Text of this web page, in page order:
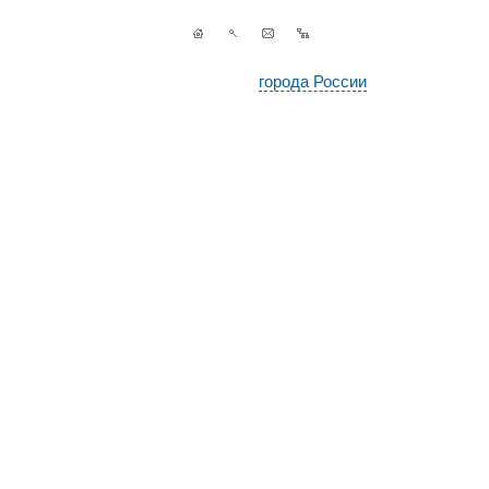
города России